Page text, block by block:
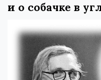
и о собачке в